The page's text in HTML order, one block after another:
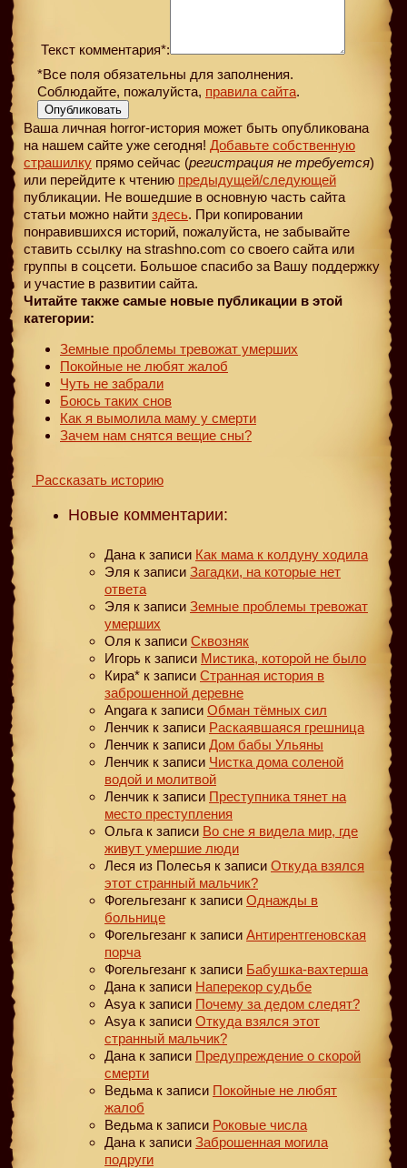
Текст комментария*:
*Все поля обязательны для заполнения.
Соблюдайте, пожалуйста, правила сайта.
Опубликовать
Ваша личная horror-история может быть опубликована
на нашем сайте уже сегодня! Добавьте собственную
страшилку прямо сейчас (регистрация не требуется)
или перейдите к чтению предыдущей/следующей
публикации. Не вошедшие в основную часть сайта
статьи можно найти здесь. При копировании
понравившихся историй, пожалуйста, не забывайте
ставить ссылку на strashno.com со своего сайта или
группы в соцсети. Большое спасибо за Вашу поддержку
и участие в развитии сайта.
Читайте также самые новые публикации в этой
категории:
Земные проблемы тревожат умерших
Покойные не любят жалоб
Чуть не забрали
Боюсь таких снов
Как я вымолила маму у смерти
Зачем нам снятся вещие сны?
Рассказать историю
Новые комментарии:
Дана к записи Как мама к колдуну ходила
Эля к записи Загадки, на которые нет
ответа
Эля к записи Земные проблемы тревожат
умерших
Оля к записи Сквозняк
Игорь к записи Мистика, которой не было
Кира* к записи Странная история в
заброшенной деревне
Angara к записи Обман тёмных сил
Ленчик к записи Раскаявшаяся грешница
Ленчик к записи Дом бабы Ульяны
Ленчик к записи Чистка дома соленой
водой и молитвой
Ленчик к записи Преступника тянет на
место преступления
Ольга к записи Во сне я видела мир, где
живут умершие люди
Леся из Полесья к записи Откуда взялся
этот странный мальчик?
Фогельгезанг к записи Однажды в
больнице
Фогельгезанг к записи Антирентгеновская
порча
Фогельгезанг к записи Бабушка-вахтерша
Дана к записи Наперекор судьбе
Asya к записи Почему за дедом следят?
Asya к записи Откуда взялся этот
странный мальчик?
Дана к записи Предупреждение о скорой
смерти
Ведьма к записи Покойные не любят
жалоб
Ведьма к записи Роковые числа
Дана к записи Заброшенная могила
подруги